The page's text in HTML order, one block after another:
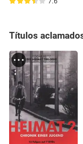
Títulos